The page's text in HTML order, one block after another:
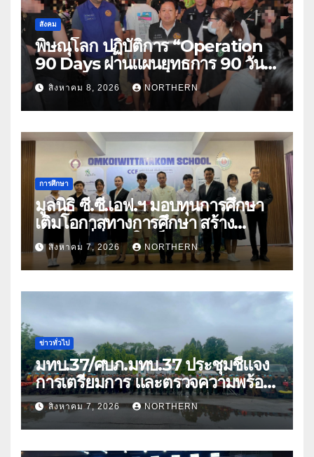
สังคม
พิษณุโลก ปฏิบัติการ “Operation
90 Days ผ่านแผนยุทธการ 90 วัน
พิชิตยาเสพติด” ปราบปรามกวาดล้าง
ยาเสพติดสถานบันเทิง พบสารเสพติด
4 ราย
สิงหาคม 8, 2026 NORTHERN
การศึกษา
มูลนิธิ ซี.ซี.เอฟ.ฯ มอบทุนการศึกษา
เติมโอกาสทางการศึกษา สร้าง
อนาคตที่มั่นคงให้เด็กและเยาวชน
ด้อยโอกาส
สิงหาคม 7, 2026 NORTHERN
ข่าวทั่วไป
มทบ.37/ศบภ.มทบ.37 ประชุมชี้แจง
การเตรียมการ และตรวจความพร้อม
ด้านการบรรเทาสาธารณภัย
สิงหาคม 7, 2026 NORTHERN